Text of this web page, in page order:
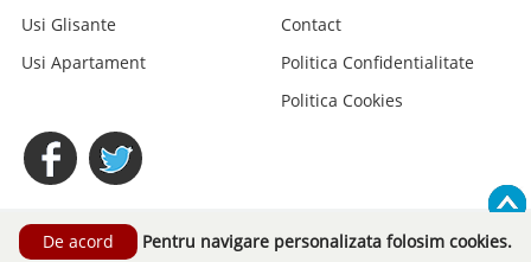
Usi Glisante
Usi Apartament
Contact
Politica Confidentialitate
Politica Cookies
© 2026 Interdecor Distribution S.R.L. Toate drepturile rezervate.
Pentru navigare personalizata folosim cookies.